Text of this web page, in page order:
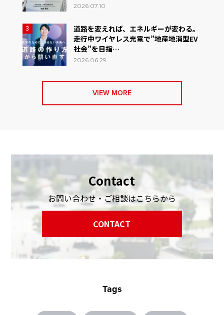
2026.07.10
3
道路を変えれば、エネルギーが変わる。
走行中ワイヤレス充電で”地産地消型EV
社会”を目指…
2026.06.29
VIEW MORE
Contact
お問い合わせ・ご相談はこちらから
CONTACT
Tags